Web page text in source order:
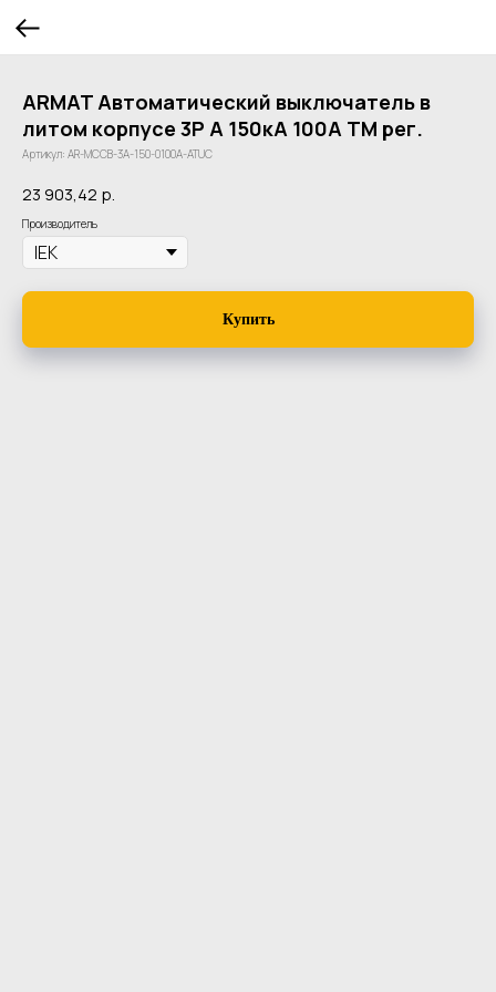
ARMAT Автоматический выключатель в
литом корпусе 3P A 150кА 100А ТМ рег.
Артикул: AR-MCCB-3A-150-0100A-ATUC
23 903,42 р.
Производитель
Купить